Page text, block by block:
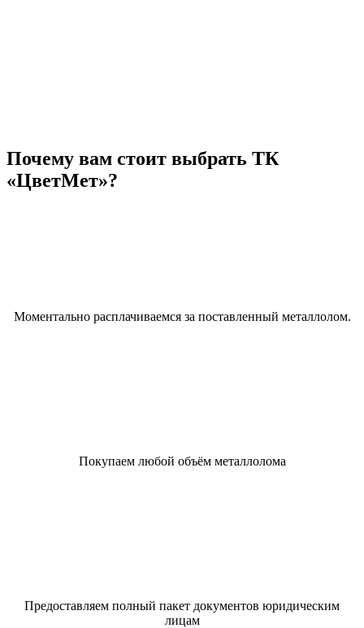
Почему вам стоит выбрать ТК
«ЦветМет»?
Моментально расплачиваемся за поставленный металлолом.
Покупаем любой объём металлолома
Предоставляем полный пакет документов юридическим
лицам